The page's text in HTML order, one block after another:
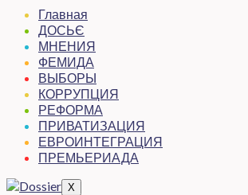
Главная
ДОСЬЄ
МНЕНИЯ
ФЕМИДА
ВЫБОРЫ
КОРРУПЦИЯ
РЕФОРМА
ПРИВАТИЗАЦИЯ
ЕВРОИНТЕГРАЦИЯ
ПРЕМЬЕРИАДА
X